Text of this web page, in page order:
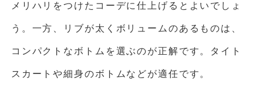
メリハリをつけたコーデに仕上げるとよいでしょ
う。一方、リブが太くボリュームのあるものは、
コンパクトなボトムを選ぶのが正解です。タイト
スカートや細身のボトムなどが適任です。